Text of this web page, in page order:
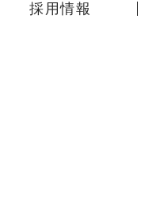
採用情報